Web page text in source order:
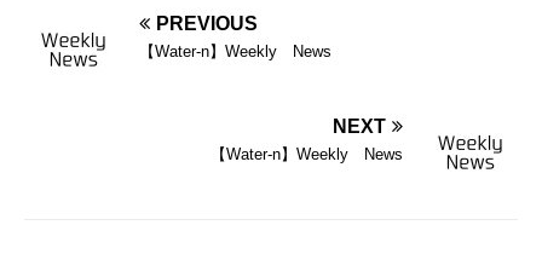
PREVIOUS
【Water-n】Weekly News
NEXT
【Water-n】Weekly News